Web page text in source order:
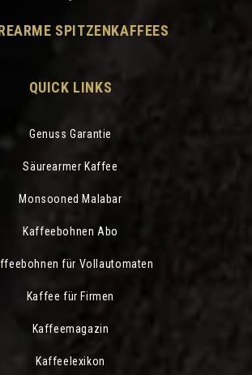
SPITZENKAFFEES
QUICK LINKS
Genuss Garantie
Säurearmer Kaffee
Monsooned Malabar
Kaffeebohnen Abo
für Vollautomaten
Kaffee für Firmen
Kaffeemagazin
Kaffeelexikon